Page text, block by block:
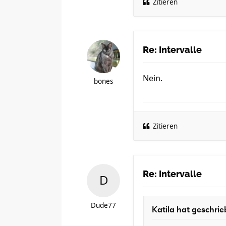
Zitieren
bones
Re: Intervalle
Nein.
Zitieren
Dude77
Re: Intervalle
Katila hat